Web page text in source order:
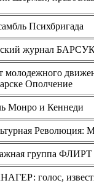
Психбригада
журнал
молодежного
Ополчение
Монро и Кеннеди
Революция:
группа ФЛИРТ
голос,